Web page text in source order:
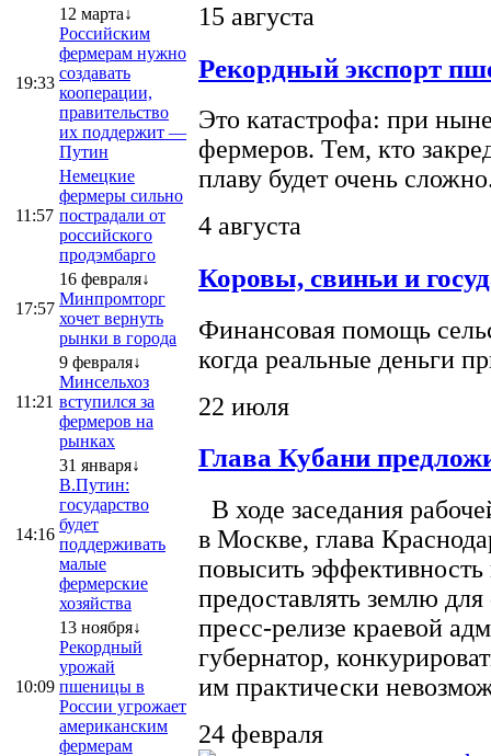
19:33
12 марта↓
Российским
фермерам нужно
создавать
кооперации,
правительство
их поддержит —
Путин
11:57
Немецкие
фермеры сильно
пострадали от
российского
продэмбарго
17:57
16 февраля↓
Минпромторг
хочет вернуть
рынки в города
11:21
9 февраля↓
Минсельхоз
вступился за
фермеров на
рынках
14:16
31 января↓
В.Путин:
государство
будет
поддерживать
малые
фермерские
хозяйства
10:09
13 ноября↓
Рекордный
урожай
пшеницы в
России угрожает
американским
фермерам
15 августа
Рекордный экспорт
Это катастрофа: при
фермеров. Тем, кто
плаву будет очень
4 августа
Коровы, свиньи и
Финансовая помощь
когда реальные деньги
22 июля
Глава Кубани
В ходе заседания
в Москве, глава
повысить эффективность
предоставлять землю
пресс-релизе краевой
губернатор,
им практически
24 февраля